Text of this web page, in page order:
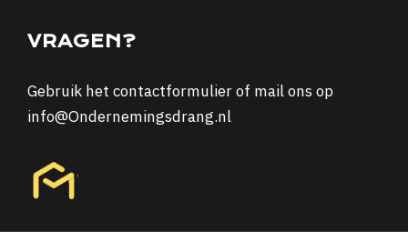
VRAGEN?
Gebruik het contactformulierof mail ons op
info@Ondernemingsdrang.nl